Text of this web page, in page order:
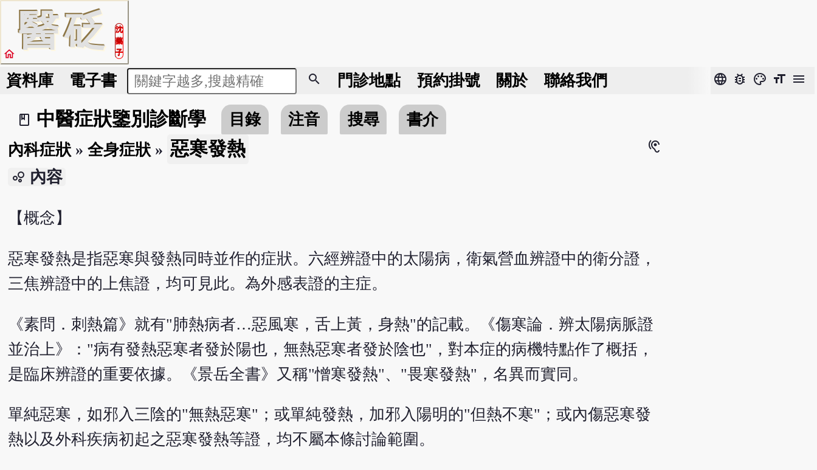
醫砭
沈
藥
子
home
資料庫 電子書 search 門診地點 預約掛號 關於 聯絡我們 language bug_report color_lens format_size menu
book_2
中醫症狀鑒別診斷學 目錄 注音 搜尋
書介
內科症狀» 全身症狀» 惡寒發熱 hearing
bubble_chart 內容
【概念】
惡寒發熱是指惡寒與發熱同時並作的症狀。六經辨證中的太陽病，衛氣營血辨證中的衛分證，
三焦辨證中的上焦證，均可見此。為外感表證的主症。
《素問．刺熱篇》就有"肺熱病者…惡風寒，舌上黃，身熱"的記載。《傷寒論．辨太陽病脈證
並治上》："病有發熱惡寒者發於陽也，無熱惡寒者發於陰也"，對本症的病機特點作了概括，
是臨床辨證的重要依據。《景岳全書》又稱"憎寒發熱"、"畏寒發熱"，名異而實同。
單純惡寒，如邪入三陰的"無熱惡寒"；或單純發熱，加邪入陽明的"但熱不寒"；或內傷惡寒發
熱以及外科疾病初起之惡寒發熱等證，均不屬本條討論範圍。